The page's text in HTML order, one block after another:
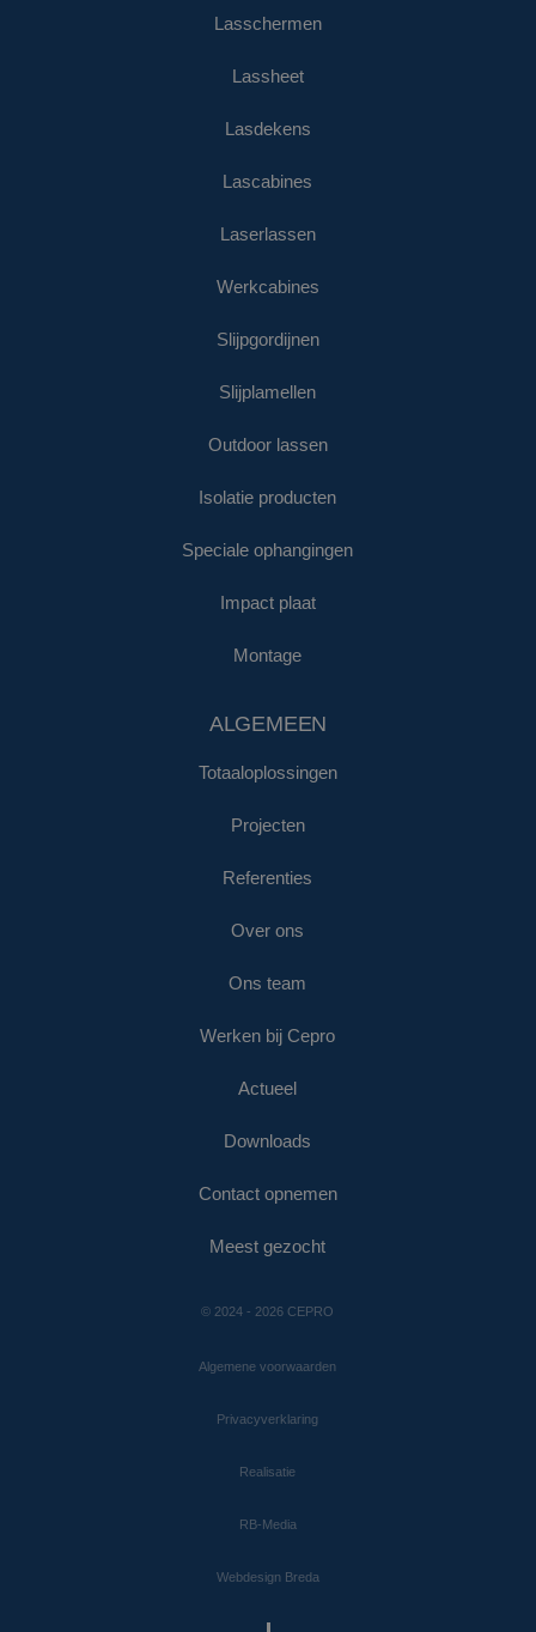
Lasschermen
Lassheet
Lasdekens
Lascabines
Laserlassen
Werkcabines
Slijpgordijnen
Slijplamellen
Outdoor lassen
Isolatie producten
Speciale ophangingen
Impact plaat
Montage
ALGEMEEN
Totaaloplossingen
Projecten
Referenties
Over ons
Ons team
Werken bij Cepro
Actueel
Downloads
Contact opnemen
Meest gezocht
© 2024 - 2026 CEPRO
Algemene voorwaarden
Privacyverklaring
Realisatie
RB-Media
Webdesign Breda